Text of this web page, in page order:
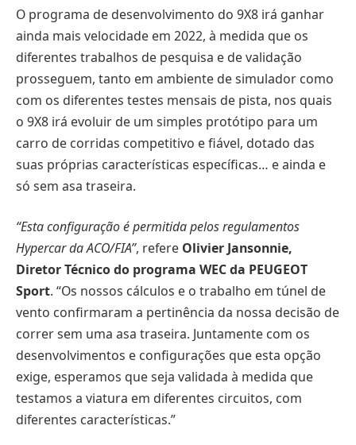
O programa de desenvolvimento do 9X8 irá ganhar
ainda mais velocidade em 2022, à medida que os
diferentes trabalhos de pesquisa e de validação
prosseguem, tanto em ambiente de simulador como
com os diferentes testes mensais de pista, nos quais
o 9X8 irá evoluir de um simples protótipo para um
carro de corridas competitivo e fiável, dotado das
suas próprias características específicas… e ainda e
só sem asa traseira.
“Esta configuração é permitida pelos regulamentos
Hypercar da ACO/FIA”, refere Olivier Jansonnie,
Diretor Técnico do programa WEC da PEUGEOT
Sport. “Os nossos cálculos e o trabalho em túnel de
vento confirmaram a pertinência da nossa decisão de
correr sem uma asa traseira. Juntamente com os
desenvolvimentos e configurações que esta opção
exige, esperamos que seja validada à medida que
testamos a viatura em diferentes circuitos, com
diferentes características.”